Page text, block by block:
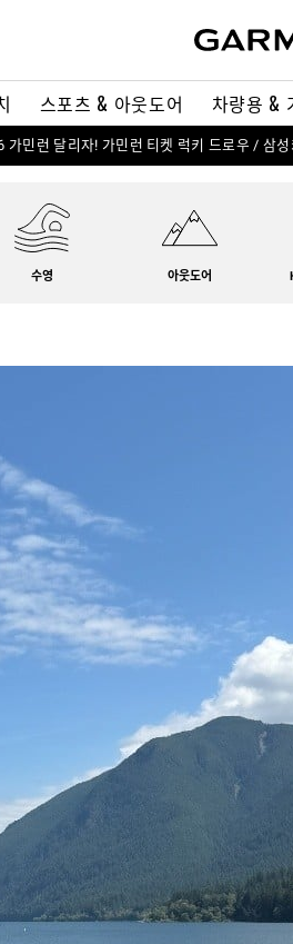
스포츠 & 아웃도어 차량용 &
가민런 달리자! 가민런 티켓 럭키 드로우 / 삼
수영 아웃도어